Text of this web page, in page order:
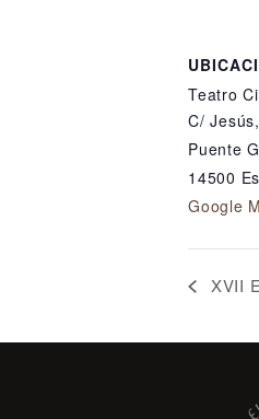
Teatro
C/
Puente
14500
Google
XVII